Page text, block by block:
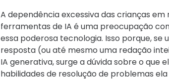
A dependência excessiva das crianças
ferramentas de IA é uma preocupação
essa poderosa tecnologia. Isso porque, se
resposta (ou até mesmo uma redação
IA generativa, surge a dúvida sobre o que
habilidades de resolução de problemas